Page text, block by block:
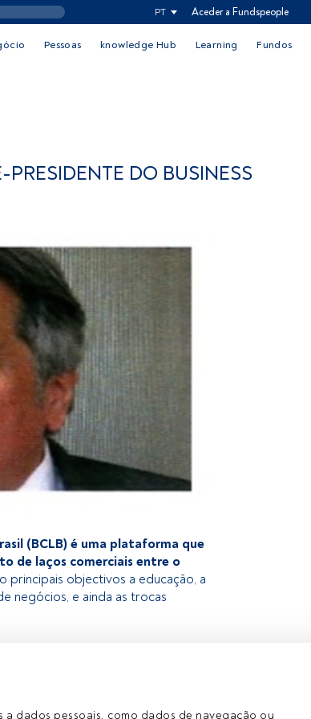
a dados pessoais, como dados de navegação ou
PT Aceder a Fundspeople
Pessoas knowledge Hub Learning Fundos
DO BUSINESS
(BCLB) é uma plataforma que
de laços comerciais entre o
principais objectivos a educação, a
negócios, e ainda as trocas
registados da FundsPeople. Se já
o universo que a FundsPeople